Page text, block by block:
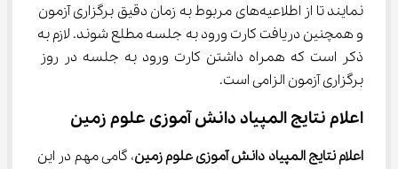
نمایند تا از اطلاعیه‌های مربوط به زمان دقیق برگزاری آزمون
و همچنین دریافت کارت ورود به جلسه مطلع شوند. لازم به
ذکر است که همراه داشتن کارت ورود به جلسه در روز
برگزاری آزمون الزامی است.
اعلام نتایج المپیاد دانش آموزی علوم زمین
اعلام نتایج المپیاد دانش آموزی علوم زمین، گامی مهم در این